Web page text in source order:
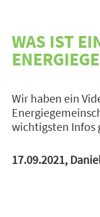
WAS IST
Wir haben ein
wichtigsten Infos
17.09.2021,